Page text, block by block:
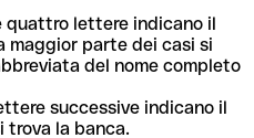
quattro lettere indicano il
maggior parte dei casi si
del nome completo
successive indicano il
trova la banca.